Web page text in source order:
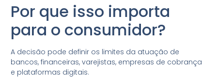
Por que isso importa
para o consumidor?
A decisão pode definir os limites da atuação de
bancos, financeiras, varejistas, empresas de cobrança
e plataformas digitais.